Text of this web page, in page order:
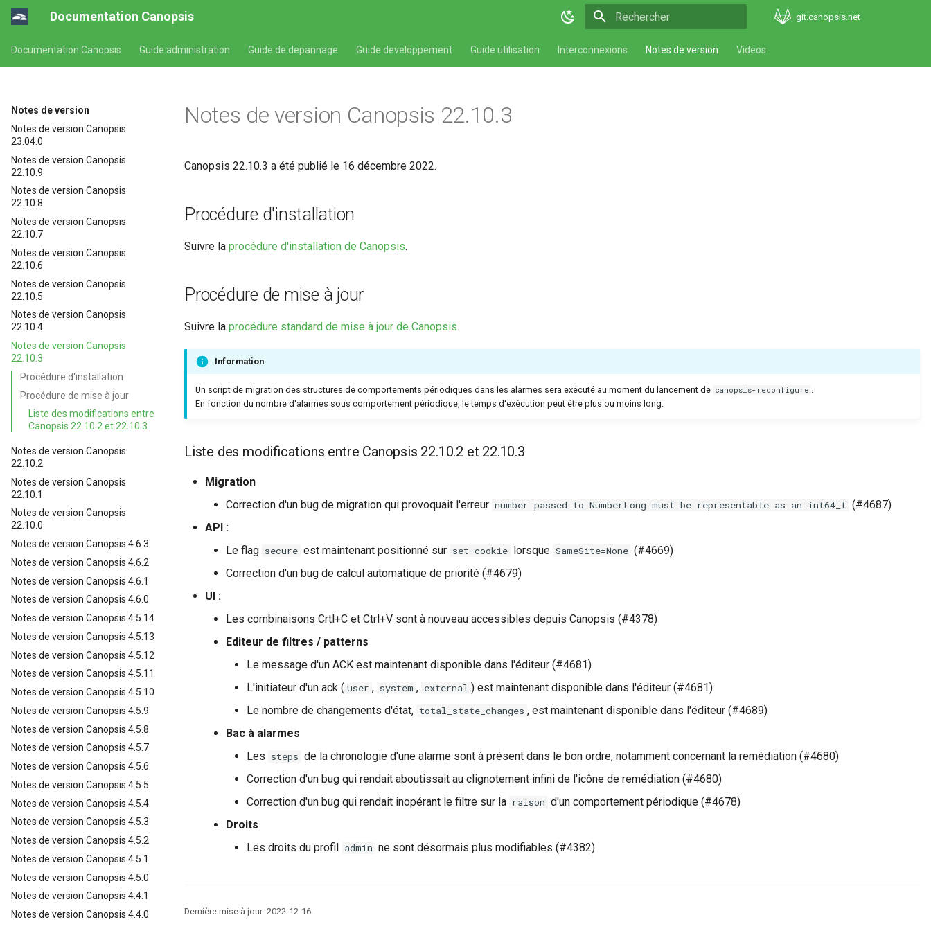
Documentation Canopsis git.canopsis.net
Documentation Canopsis Guide administration Guide de depannage Guide developpement Guide utilisation Interconnexions Notes de version Videos
Notes de version
Notes de version Canopsis
23.04.0
Notes de version Canopsis
22.10.9
Notes de version Canopsis
22.10.8
Notes de version Canopsis
22.10.7
Notes de version Canopsis
22.10.6
Notes de version Canopsis
22.10.5
Notes de version Canopsis
22.10.4
Notes de version Canopsis
22.10.3
Procédure d'installation
Procédure de mise à jour
Liste des modifications entre
Canopsis 22.10.2 et 22.10.3
Notes de version Canopsis
22.10.2
Notes de version Canopsis
22.10.1
Notes de version Canopsis
22.10.0
Notes de version Canopsis 4.6.3
Notes de version Canopsis 4.6.2
Notes de version Canopsis 4.6.1
Notes de version Canopsis 4.6.0
Notes de version Canopsis 4.5.14
Notes de version Canopsis 4.5.13
Notes de version Canopsis 4.5.12
Notes de version Canopsis 4.5.11
Notes de version Canopsis 4.5.10
Notes de version Canopsis 4.5.9
Notes de version Canopsis 4.5.8
Notes de version Canopsis 4.5.7
Notes de version Canopsis 4.5.6
Notes de version Canopsis 4.5.5
Notes de version Canopsis 4.5.4
Notes de version Canopsis 4.5.3
Notes de version Canopsis 4.5.2
Notes de version Canopsis 4.5.1
Notes de version Canopsis 4.5.0
Notes de version Canopsis 4.4.1
Notes de version Canopsis 4.4.0
Notes de version Canopsis 22.10.3
Canopsis 22.10.3 a été publié le 16 décembre 2022.
Procédure d'installation
Suivre la procédure d'installation de Canopsis.
Procédure de mise à jour
Suivre la procédure standard de mise à jour de Canopsis.
Information
Un script de migration des structures de comportements périodiques dans les alarmes sera exécuté au moment du lancement de canopsis-reconfigure
En fonction du nombre d'alarmes sous comportement périodique, le temps d'exécution peut être plus ou moins long.
Liste des modifications entre Canopsis 22.10.2 et 22.10.3
Migration
Correction d'un bug de migration qui provoquait l'erreur number passed to NumberLong must be representable as an int64_t (#4687)
API :
Le flag secure est maintenant positionné sur set-cookie lorsque SameSite=None (#4669)
Correction d'un bug de calcul automatique de priorité (#4679)
UI :
Les combinaisons Crtl+C et Ctrl+V sont à nouveau accessibles depuis Canopsis (#4378)
Editeur de filtres / patterns
Le message d'un ACK est maintenant disponible dans l'éditeur (#4681)
L'initiateur d'un ack ( user , system , external ) est maintenant disponible dans l'éditeur (#4681)
Le nombre de changements d'état, total_state_changes , est maintenant disponible dans l'éditeur (#4689)
Bac à alarmes
Les steps de la chronologie d'une alarme sont à présent dans le bon ordre, notamment concernant la remédiation (#4680)
Correction d'un bug qui rendait aboutissait au clignotement infini de l'icône de remédiation (#4680)
Correction d'un bug qui rendait inopérant le filtre sur la raison d'un comportement périodique (#4678)
Droits
Les droits du profil admin ne sont désormais plus modifiables (#4382)
Dernière mise à jour: 2022-12-16